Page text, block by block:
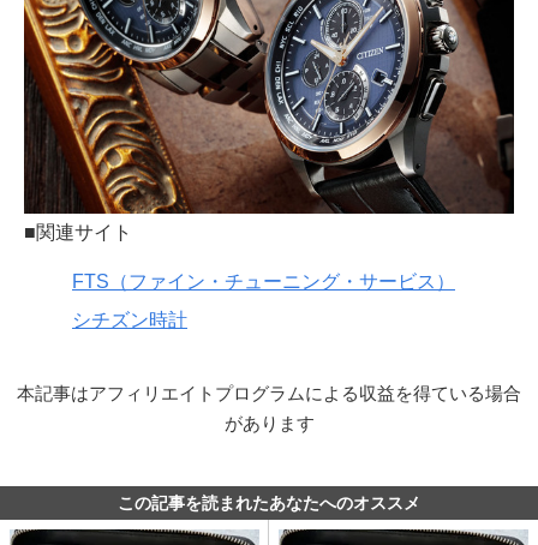
■関連サイト
FTS（ファイン・チューニング・サービス）
シチズン時計
本記事はアフィリエイトプログラムによる収益を得ている場合
があります
この記事を読まれたあなたへのオススメ